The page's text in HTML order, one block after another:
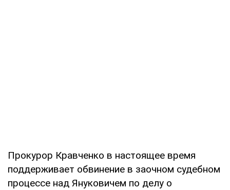
Прокурор Кравченко в настоящее время
поддерживает обвинение в заочном судебном
процессе над Януковичем по делу о